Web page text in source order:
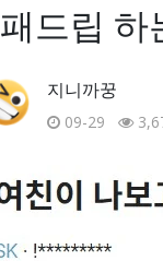
패드립 하
지니까꿍
09-29